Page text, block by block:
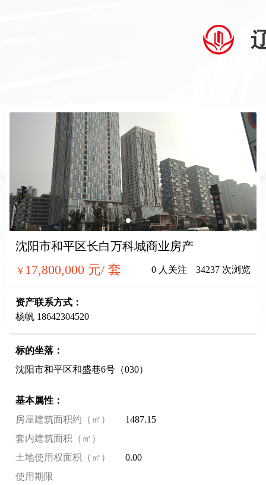
沈阳市和平区长白万科城商业房产
￥ 17,800,000 元/ 套 0 人关注 34237 次浏览
资产联系方式：
杨帆 18642304520
标的坐落：
沈阳市和平区和盛巷6号（030）
基本属性：
房屋建筑面积约（㎡）
1487.15
套内建筑面积（㎡）
土地使用权面积（㎡）
0.00
使用期限